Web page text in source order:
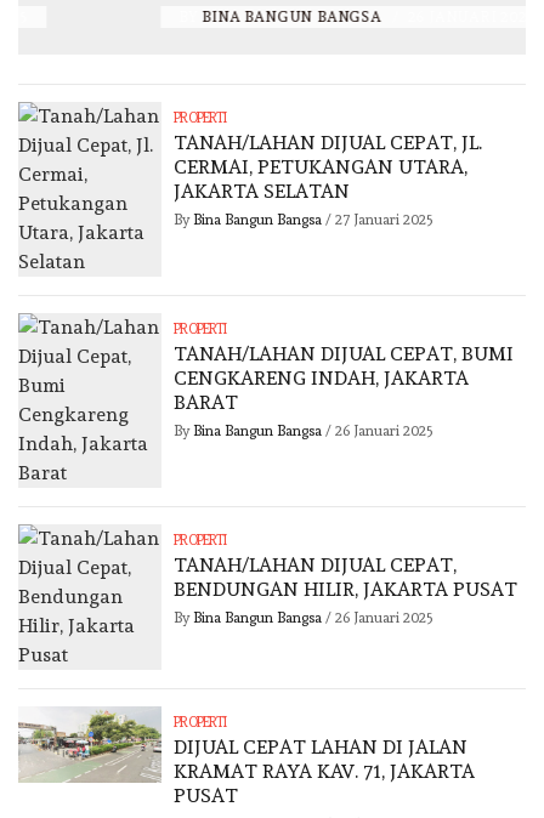
BINA BANGUN BANGSA / 26 JANUARI 2025
PROPERTI
TANAH/LAHAN DIJUAL CEPAT, JL.
CERMAI, PETUKANGAN UTARA,
JAKARTA SELATAN
By Bina Bangun Bangsa/ 27 Januari 2025
PROPERTI
TANAH/LAHAN DIJUAL CEPAT, BUMI
CENGKARENG INDAH, JAKARTA
BARAT
By Bina Bangun Bangsa/ 26 Januari 2025
PROPERTI
TANAH/LAHAN DIJUAL CEPAT,
BENDUNGAN HILIR, JAKARTA PUSAT
By Bina Bangun Bangsa/ 26 Januari 2025
PROPERTI
DIJUAL CEPAT LAHAN DI JALAN
KRAMAT RAYA KAV. 71, JAKARTA
PUSAT